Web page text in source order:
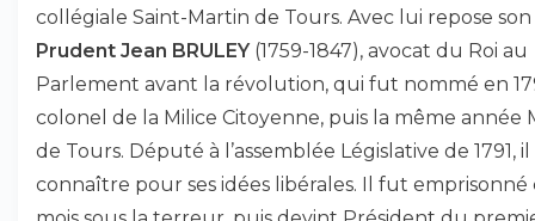
collégiale Saint-Martin de Tours. Avec lui repose son
Prudent Jean BRULEY(1759-1847), avocat du Roi au
Parlement avant la révolution, qui fut nommé en
colonel de la Milice Citoyenne, puis la même année
de Tours. Député à l’assemblée Législative de 1791,
connaître pour ses idées libérales. Il fut emprisonné